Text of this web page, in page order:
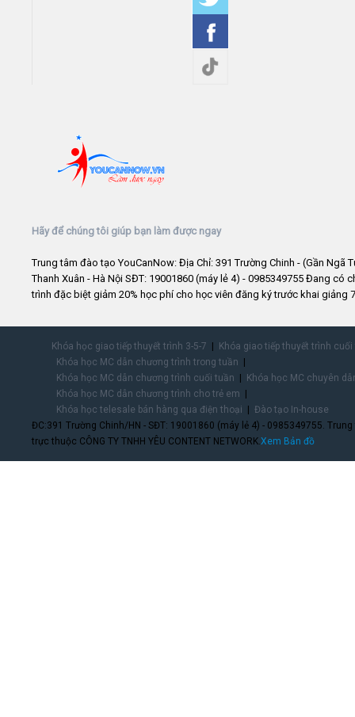
Hãy để chúng tôi giúp bạn làm được ngay
Trung tâm đào tạo YouCanNow: Địa Chỉ: 391 Trường Chinh - (Gần Ngã
Thanh Xuân - Hà Nội SĐT: 19001860 (máy lẻ 4) - 0985349755 Đang có
trình đặc biệt giảm 20% học phí cho học viên đăng ký trước khai giảng
Khóa học giao tiếp thuyết trình 3-5-7
Khóa giao tiếp thuyết trình
Khóa học MC dẫn chương trình trong tuần
Khóa học MC dẫn chương trình cuối tuần
Khóa học MC chuyên
Khóa học MC dẫn chương trình cho trẻ em
Khóa học telesale bán hàng qua điện thoại
Đào tạo In-house
ĐC:391 Trường Chinh/HN - SĐT: 19001860 (máy lẻ 4) - 0985349755.
trực thuộc CÔNG TY TNHH YÊU CONTENT NETWORK.Xem Bản đồ